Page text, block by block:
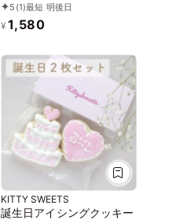
ー ギフト 詰め合わせ ブタ
イヌ 犬 クマ ネコ 猫 スマ
カエル かわいい お菓子
5 (1)最短 明後日
¥ 1,580
KITTY SWEETS
誕生日アイシングクッキー